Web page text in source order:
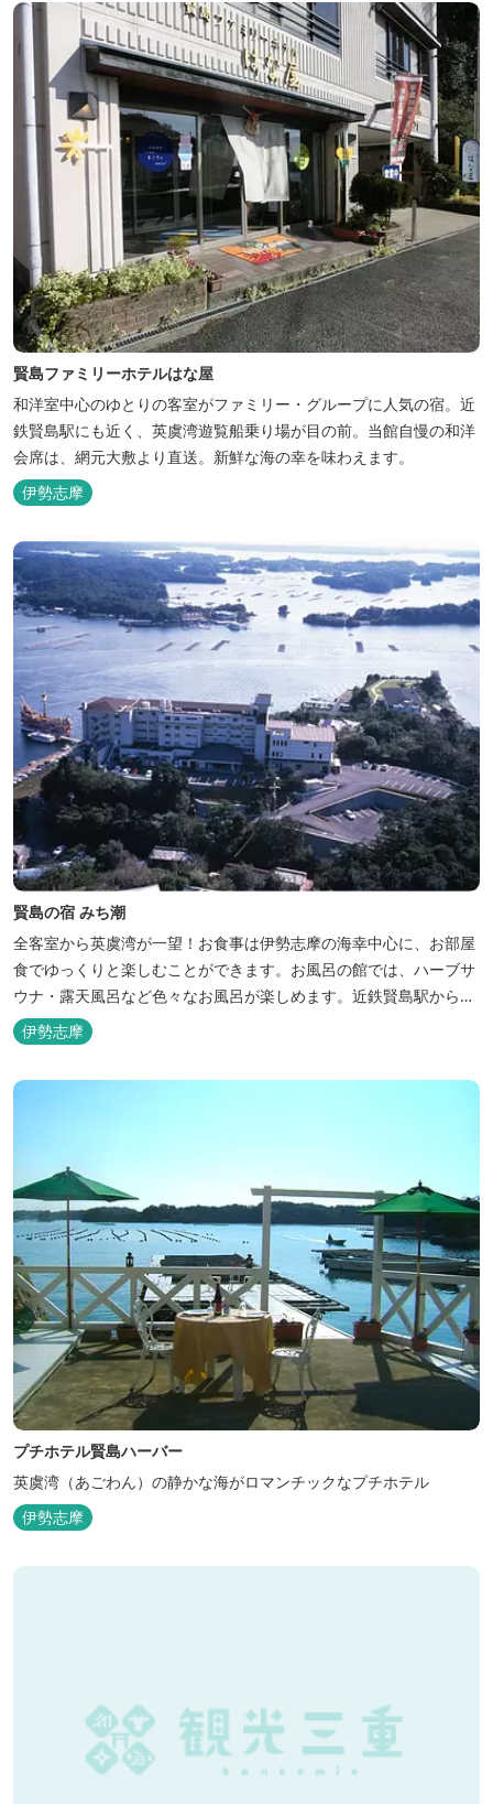
賢島ファミリーホテルはな屋
和洋室中心のゆとりの客室がファミリー・グループに人気の宿。近
鉄賢島駅にも近く、英虞湾遊覧船乗り場が目の前。当館自慢の和洋
会席は、網元大敷より直送。新鮮な海の幸を味わえます。
伊勢志摩
賢島の宿 みち潮
全客室から英虞湾が一望！お食事は伊勢志摩の海幸中心に、お部屋
食でゆっくりと楽しむことができます。お風呂の館では、ハーブサ
ウナ・露天風呂など色々なお風呂が楽しめます。近鉄賢島駅から歩
いて5分と好立地です。
伊勢志摩
プチホテル賢島ハーバー
英虞湾（あごわん）の静かな海がロマンチックなプチホテル
伊勢志摩